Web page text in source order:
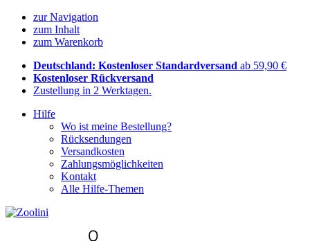
zur Navigation
zum Inhalt
zum Warenkorb
Deutschland: Kostenloser Standardversand ab 59,90 €
Kostenloser Rückversand
Zustellung in 2 Werktagen.
Hilfe
Wo ist meine Bestellung?
Rücksendungen
Versandkosten
Zahlungsmöglichkeiten
Kontakt
Alle Hilfe-Themen